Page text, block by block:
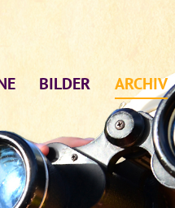
BILDER ARCHIV